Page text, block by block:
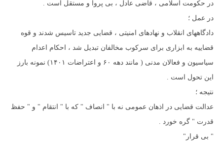
در حکومت اسلامی ، قاضی عادل ، بی پروا و مستقل است .
در عمل ؛
دادگاههای انقلاب و نهادهای امنیتی ، قضایی جدید تاسیس شدند و قوه
قضاییه به ابزاری برای سرکوب مخالفان تبدیل شد ، احکام اعدام
سیاسیون و فعالان مدنی ( مانند دهه ۶۰ و اعتراضات ۱۴۰۱) نمونه بارز
این تحول است .
نتیجه ؛
عدالت قضایی در اذهان عمومی نه با " انصاف " که با " انتقام " و " حفظ
قدرت " گره خورد .
" بی قرار"